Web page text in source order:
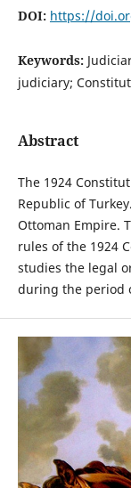
DOI: https://
Keywords:
judiciary;
Abstract
The 1924
Republic of
Ottoman Empire.
rules of the 1924
studies the legal
during the period